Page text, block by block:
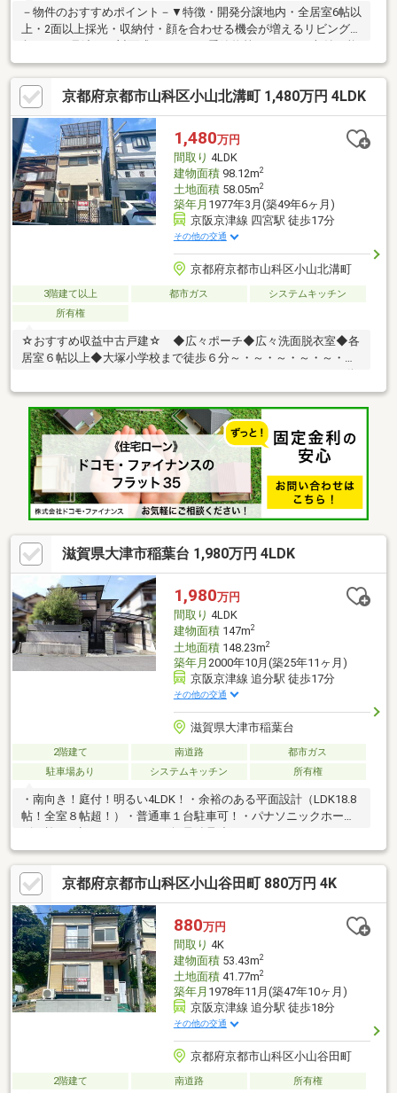
－物件のおすすめポイント－▼特徴・開発分譲地内・全居室6帖以
上・2面以上採光・収納付・顔を合わせる機会が増えるリビング階
な小屋裏収納・ホールより出入り可能なルーフバルコニー・ビル
トインガレージ有(電動シャッター付・車種による)・室内丁寧に
お使いです▼設備・床暖房(LDK)・食器洗乾燥機・浴室乾燥機・シ
ャワールーム(2階)・各階にトイレ・洗面化粧台有・温水洗浄便
座・TVモニタ付インターホン■ ご希望の住まい探しをお手伝いし
ます ━━━━━・・・物件の詳細・ご相談はお気軽にお問い合わ
せください。
京都府京都市山科区小山北溝町 1,480万円 4LDK
1,480万円
間取り 4LDK
建物面積98.12m2
土地面積58.05m2
築年月 1977年3月(築49年6ヶ月)
京阪京津線 四宮駅 徒歩17分
その他の交通
京都府京都市山科区小山北溝町
3階建て以上 都市ガス
システムキッチン
所有権
☆おすすめ収益中古戸建☆ ◆広々ポーチ◆広々洗面脱衣室◆各
居室６帖以上◆大塚小学校まで徒歩６分～・～・～・～・～・
産購入で失敗しないように、豊富な経験と知識を持つ弊社がしっ
かりとサポートを行います。まずはお気軽にお問い合わせくださ
い(^o^)／～・～・～・～・～・～・～・～・～・～・～・～・
～・～・～・～・～・～・～
滋賀県大津市稲葉台 1,980万円 4LDK
1,980万円
間取り 4LDK
建物面積147m2
土地面積148.23m2
築年月 2000年10月(築25年11ヶ月)
京阪京津線 追分駅 徒歩17分
その他の交通
滋賀県大津市稲葉台
2階建て 南道路
都市ガス
駐車場あり
システムキッチン 所有権
・南向き！庭付！明るい4LDK！・余裕のある平面設計（LDK18.8
帖！全室８帖超！）・普通車１台駐車可！・パナソニックホーム
京都府京都市山科区小山谷田町 880万円 4K
880万円
間取り 4K
建物面積53.43m2
土地面積41.77m2
築年月 1978年11月(築47年10ヶ月)
京阪京津線 追分駅 徒歩18分
その他の交通
京都府京都市山科区小山谷田町
2階建て 南道路 所有権